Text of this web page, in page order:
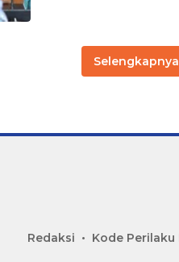
Selengkapnya
Redaksi Kode Perilaku